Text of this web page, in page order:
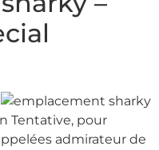
Tentative, pour
admirateur de